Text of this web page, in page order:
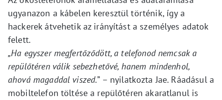
ugyanazon a kábelen keresztül történik, így a
hackerek átvehetik az irányítást a személyes adatok
felett.
„Ha egyszer megfertőződött, a telefonod nemcsak a
repülőtéren válik sebezhetővé, hanem mindenhol,
ahová magaddal viszed.” – nyilatkozta Jae. Ráadásul a
mobiltelefon töltése a repülőtéren akaratlanul is